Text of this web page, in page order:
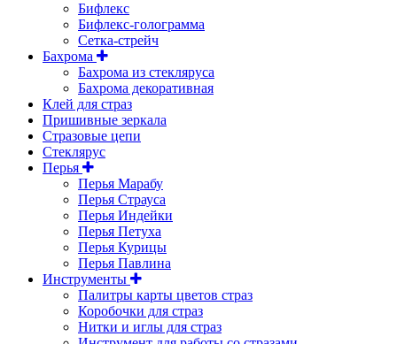
Бифлекс
Бифлекс-голограмма
Сетка-стрейч
Бахрома
Бахрома из стекляруса
Бахрома декоративная
Клей для страз
Пришивные зеркала
Cтразовые цепи
Стеклярус
Перья
Перья Марабу
Перья Страуса
Перья Индейки
Перья Петуха
Перья Курицы
Перья Павлина
Инструменты
Палитры карты цветов страз
Коробочки для страз
Нитки и иглы для страз